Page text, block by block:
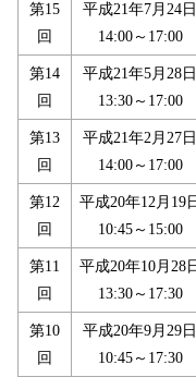
第15
回
平成21年7月24日
14:00～17:00
第14
回
平成21年5月28日
13:30～17:00
第13
回
平成21年2月27日
14:00～17:00
第12
回
平成20年12月19
10:45～15:00
第11
回
平成20年10月28
13:30～17:30
第10
回
平成20年9月29日
10:45～17:30